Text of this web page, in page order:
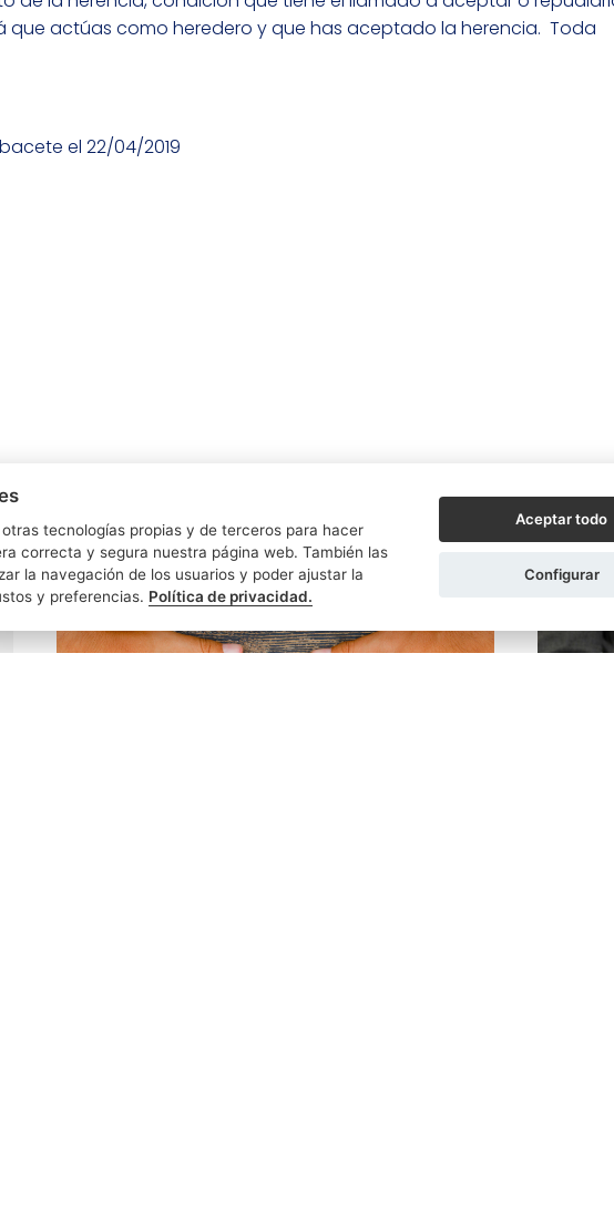
que actúas como heredero y que has aceptado la herencia. Toda
el 22/04/2019
tecnologías propias y de terceros para hacer
correcta y segura nuestra página web. También las
la navegación de los usuarios y poder ajustar la
y preferencias. Política de privacidad.
Aceptar todo
Configurar